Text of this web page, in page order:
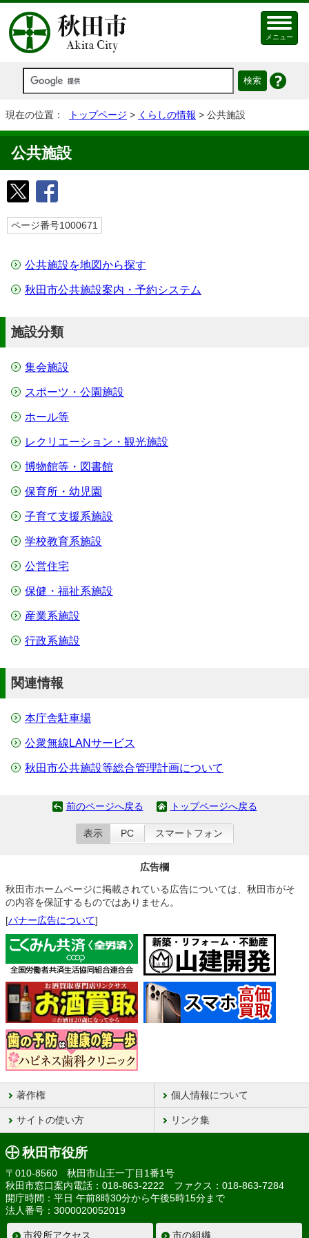
メニュー
現在の位置： トップページ > くらしの情報 > 公共施設
公共施設
ページ番号1000671
公共施設を地図から探す
秋田市公共施設案内・予約システム
施設分類
集会施設
スポーツ・公園施設
ホール等
レクリエーション・観光施設
博物館等・図書館
保育所・幼児園
子育て支援系施設
学校教育系施設
公営住宅
保健・福祉系施設
産業系施設
行政系施設
関連情報
本庁舎駐車場
公衆無線LANサービス
秋田市公共施設等総合管理計画について
前のページへ戻る トップページへ戻る
表示 PC スマートフォン
広告欄
秋田市ホームページに掲載されている広告については、秋田市がそ
の内容を保証するものではありません。
[バナー広告について]
著作権 個人情報について
サイトの使い方 リンク集
秋田市役所
〒010-8560 秋田市山王一丁目1番1号
秋田市窓口案内電話：018-863-2222 ファクス：018-863-7284
開庁時間：平日 午前8時30分から午後5時15分まで
法人番号：3000020052019
市役所アクセス 市の組織